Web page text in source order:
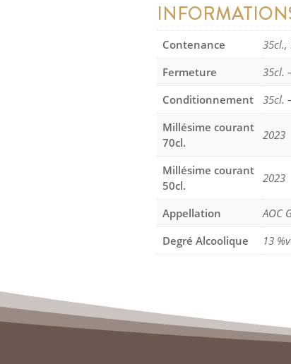
Contenance
35cl.,
Fermeture
35cl.
Conditionnement
35cl.
Millésime courant
70cl.
2023
Millésime courant
50cl.
2023
Appellation
AOC
Degré Alcoolique
13